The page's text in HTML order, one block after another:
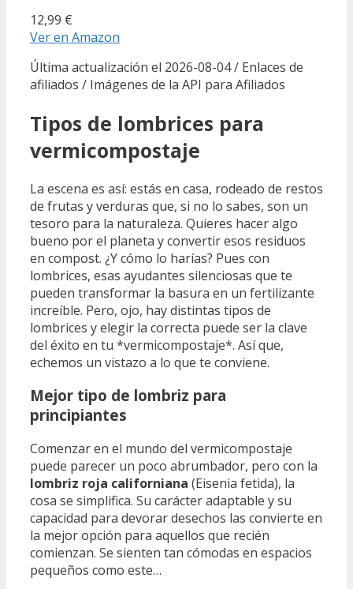
12,99 €
Ver en Amazon
Última actualización el 2026-08-04 / Enlaces de
afiliados / Imágenes de la API para Afiliados
Tipos de lombrices para
vermicompostaje
La escena es así: estás en casa, rodeado de restos
de frutas y verduras que, si no lo sabes, son un
tesoro para la naturaleza. Quieres hacer algo
bueno por el planeta y convertir esos residuos
en compost. ¿Y cómo lo harías? Pues con
lombrices, esas ayudantes silenciosas que te
pueden transformar la basura en un fertilizante
increíble. Pero, ojo, hay distintas tipos de
lombrices y elegir la correcta puede ser la clave
del éxito en tu *vermicompostaje*. Así que,
echemos un vistazo a lo que te conviene.
Mejor tipo de lombriz para
principiantes
Comenzar en el mundo del vermicompostaje
puede parecer un poco abrumbador, pero con la
lombriz roja californiana (Eisenia fetida), la
cosa se simplifica. Su carácter adaptable y su
capacidad para devorar desechos las convierte en
la mejor opción para aquellos que recién
comienzan. Se sienten tan cómodas en espacios
pequeños como este…